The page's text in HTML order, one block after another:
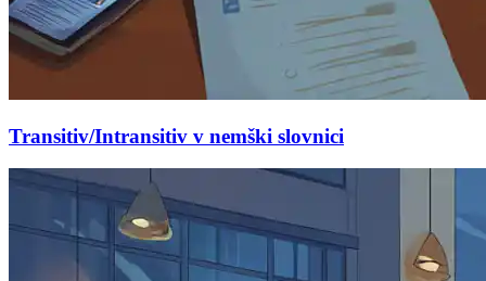
Transitiv/Intransitiv v nemški slovnici